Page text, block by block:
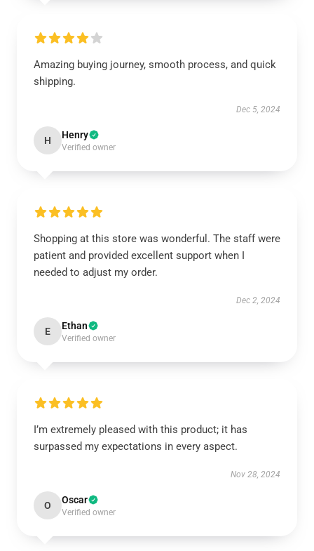
Amazing buying journey, smooth process, and quick
shipping.
Dec 5, 2024
H Henry
Verified owner
Shopping at this store was wonderful. The staff were
patient and provided excellent support when I
needed to adjust my order.
Dec 2, 2024
E Ethan
Verified owner
I’m extremely pleased with this product; it has
surpassed my expectations in every aspect.
Nov 28, 2024
O Oscar
Verified owner